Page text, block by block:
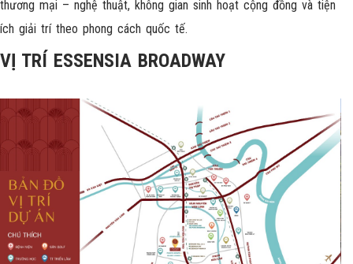
triệu/m²
thương mại – nghệ thuật, không gian sinh hoạt cộng đồng và tiện
ích giải trí theo phong cách quốc tế.
VỊ TRÍ ESSENSIA BROADWAY